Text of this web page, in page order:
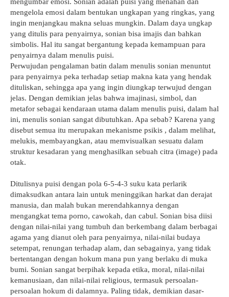
mengelola emosi dalam bentukan ungkapan yang ringkas, yang
ingin menjangkau makna seluas mungkin. Dalam daya ungkap
yang ditulis para penyairnya, sonian bisa imajis dan bahkan
simbolis. Hal itu sangat bergantung kepada kemampuan para
penyairnya dalam menulis puisi.
Perwujudan pengalaman batin dalam menulis sonian menuntut
para penyairnya peka terhadap setiap makna kata yang hendak
dituliskan, sehingga apa yang ingin diungkap terwujud dengan
jelas. Dengan demikian jelas bahwa imajinasi, simbol, dan
metafor sebagai kendaraan utama dalam menulis puisi, dalam hal
ini, menulis sonian sangat dibutuhkan. Apa sebab? Karena yang
disebut semua itu merupakan mekanisme psikis , dalam melihat,
melukis, membayangkan, atau memvisualkan sesuatu dalam
struktur kesadaran yang menghasilkan sebuah citra (image) pada
otak.
Ditulisnya puisi dengan pola 6-5-4-3 suku kata perlarik
dimaksudkan antara lain untuk meninggikan harkat dan derajat
manusia, dan malah bukan merendahkannya dengan
mengangkat tema porno, cawokah, dan cabul. Sonian bisa diisi
dengan nilai-nilai yang tumbuh dan berkembang dalam berbagai
agama yang dianut oleh para penyairnya, nilai-nilai budaya
setempat, renungan terhadap alam, dan sebagainya, yang tidak
bertentangan dengan hokum mana pun yang berlaku di muka
bumi. Sonian sangat berpihak kepada etika, moral, nilai-nilai
kemanusiaan, dan nilai-nilai religious, termasuk persoalan-
persoalan hokum di dalamnya. Paling tidak, demikian dasar-